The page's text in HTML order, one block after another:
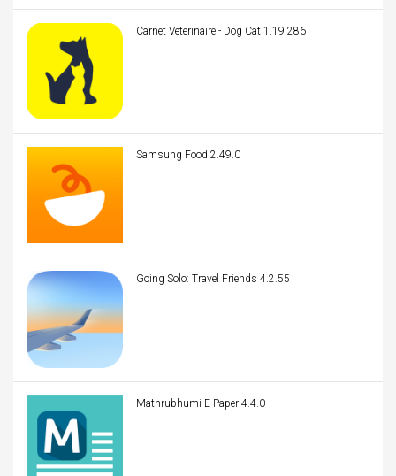
Carnet Veterinaire - Dog Cat 1.19.286
Samsung Food 2.49.0
Going Solo: Travel Friends 4.2.55
Mathrubhumi E-Paper 4.4.0